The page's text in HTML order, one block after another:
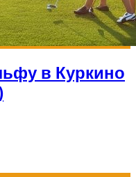
в Куркино